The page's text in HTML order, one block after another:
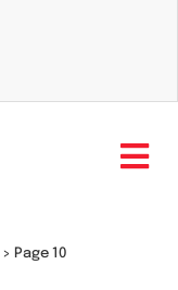
> Page 10